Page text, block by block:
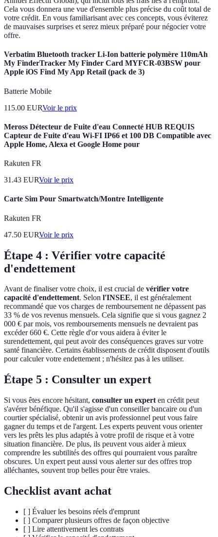
Cela vous donnera une vue d'ensemble plus précise du coût total de
votre crédit. En vous familiarisant avec ces concepts, vous éviterez
de mauvaises surprises et serez mieux préparé pour négocier votre
offre.
Verbatim Bluetooth tracker Li-Ion batterie polymère 110mAh
My FinderTracker My Finder Card MYFCR-03BSW pour
Apple iOS Find My App Retail (pack de 3)
Batterie Mobile
115.00 EURVoir le prix
Meross Détecteur de Fuite d'eau Connecté HUB REQUIS
Capteur de Fuite d'eau Wi-FI IP66 et 100 DB Compatible avec
Apple Home, Alexa et Google Home pour
Rakuten FR
31.43 EURVoir le prix
Carte Sim Pour Smartwatch/Montre Intelligente
Rakuten FR
47.50 EURVoir le prix
Étape 4 : Vérifier votre capacité
d'endettement
Avant de finaliser votre choix, il est crucial de vérifier votre
capacité d'endettement. Selon l'INSEE, il est généralement
recommandé que vos charges de remboursement ne dépassent pas
33 % de vos revenus mensuels. Cela signifie que si vous gagnez 2
000 € par mois, vos remboursements mensuels ne devraient pas
excéder 660 €. Cette règle d'or vous aidera à éviter le
surendettement, qui peut avoir des conséquences graves sur votre
santé financière. Certains établissements de crédit disposent d'outils
pour calculer votre endettement ; n'hésitez pas à les utiliser.
Étape 5 : Consulter un expert
Si vous êtes encore hésitant, consulter un expert en crédit peut
s'avérer bénéfique. Qu'il s'agisse d'un conseiller bancaire ou d'un
courtier spécialisé, obtenir un avis professionnel peut vous faire
gagner du temps et de l'argent. Les experts peuvent vous orienter
vers les prêts les plus adaptés à votre profil de risque et à votre
situation financière. De plus, ils peuvent vous aider à mieux
comprendre les subtilités des offres qui pourraient vous paraître
obscures. Un expert peut aussi vous alerter sur des offres trop
alléchantes, souvent trop belles pour être vraies.
Checklist avant achat
[ ] Évaluer les besoins réels d'emprunt
[ ] Comparer plusieurs offres de façon objective
[ ] Lire attentivement les contrats